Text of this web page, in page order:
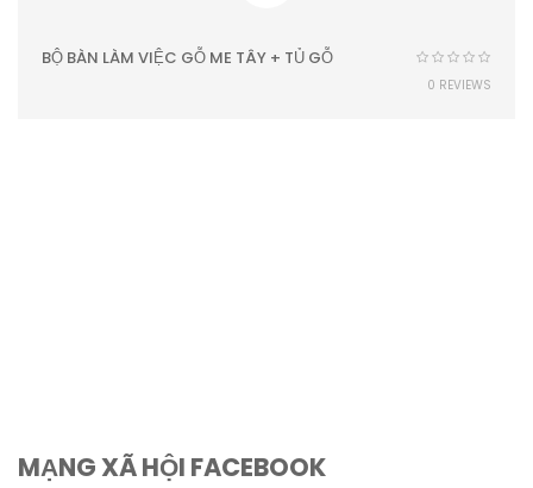
BỘ BÀN LÀM VIỆC GỖ ME TÂY + TỦ GỖ
0 REVIEWS
MẠNG XÃ HỘI FACEBOOK